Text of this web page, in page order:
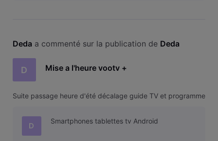
Deda a commenté sur la publication de Deda
D Mise a l'heure vootv +
Suite passage heure d'été décalage guide TV et programme
D
Smartphones tablettes tv Android